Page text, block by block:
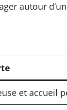
autour
et accueil